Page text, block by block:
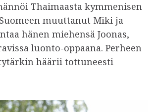
Thaimaasta kymmenisen
muuttanut Miki ja
hänen miehensä Joonas,
luonto-oppaana. Perheen
häärii tottuneesti